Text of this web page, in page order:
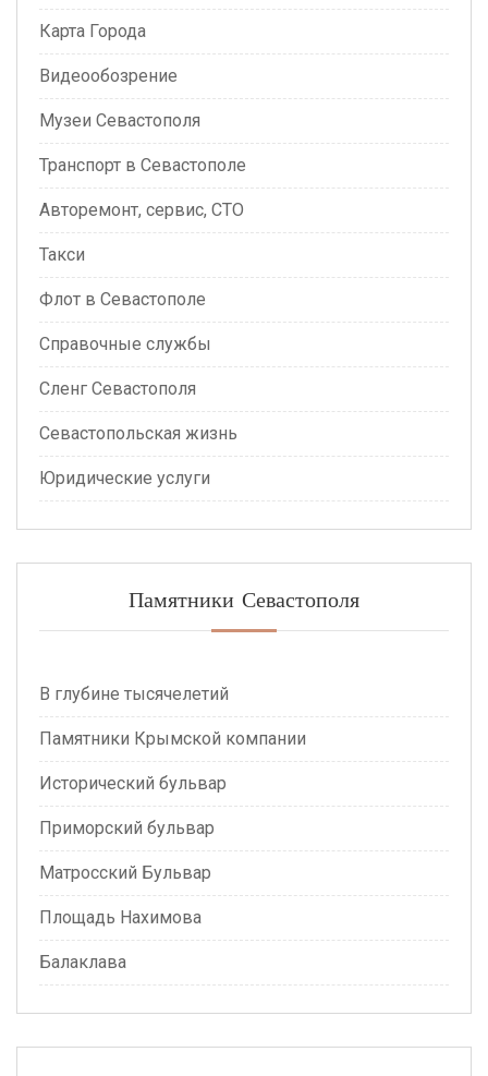
Карта Города
Видеообозрение
Музеи Севастополя
Транспорт в Севастополе
Авторемонт, сервис, СТО
Такси
Флот в Севастополе
Справочные службы
Сленг Севастополя
Севастопольская жизнь
Юридические услуги
Памятники Севастополя
В глубине тысячелетий
Памятники Крымской компании
Исторический бульвар
Приморский бульвар
Матросский Бульвар
Площадь Нахимова
Балаклава